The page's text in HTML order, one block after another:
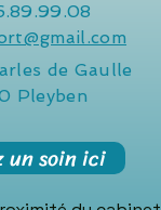
de Gaulle
Pleyben
un soin ici